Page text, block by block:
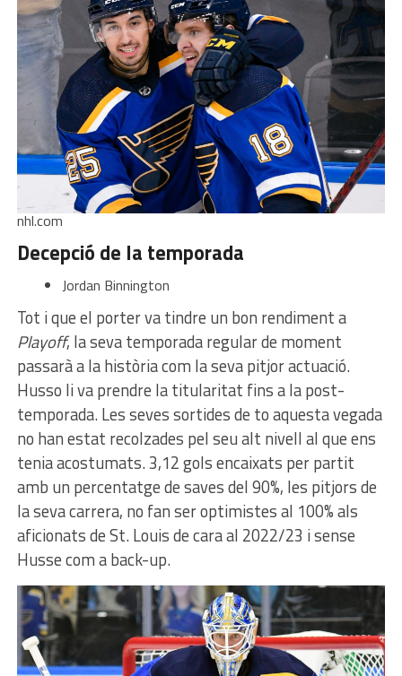
nhl.com
Decepció de la temporada
Jordan Binnington
Tot i que el porter va tindre un bon rendiment a
Playoff, la seva temporada regular de moment
passarà a la història com la seva pitjor actuació.
Husso li va prendre la titularitat fins a la post-
temporada. Les seves sortides de to aquesta vegada
no han estat recolzades pel seu alt nivell al que ens
tenia acostumats. 3,12 gols encaixats per partit
amb un percentatge de saves del 90%, les pitjors de
la seva carrera, no fan ser optimistes al 100% als
aficionats de St. Louis de cara al 2022/23 i sense
Husse com a back-up.